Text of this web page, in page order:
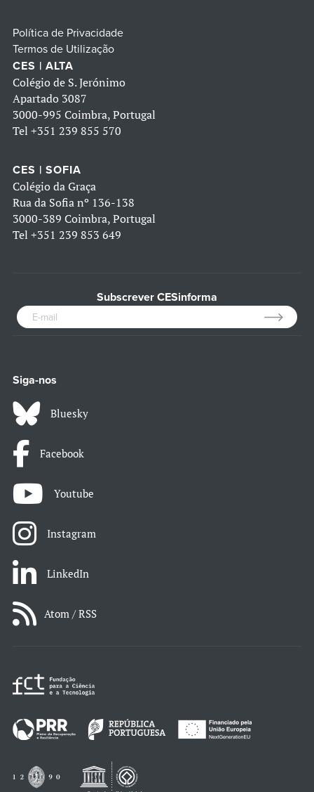
Política de Privacidade
Termos de Utilização
CES | ALTA
Colégio de S. Jerónimo
Apartado 3087
3000-995 Coimbra, Portugal
Tel +351 239 855 570
CES | SOFIA
Colégio da Graça
Rua da Sofia nº 136-138
3000-389 Coimbra, Portugal
Tel +351 239 853 649
Subscrever CESinforma
Siga-nos
Bluesky
Facebook
Youtube
Instagram
LinkedIn
Atom / RSS